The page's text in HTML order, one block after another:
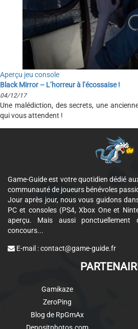
Aperçu jeu console
Black Mirror – L’horreur à l’écossaise !
04/12/17
Une malédiction, des secrets, une
qui vous attendent !
Game-Guide est votre quotidien dédié
communauté de joueurs bénévoles
Jour après jour, nous vous guidons
PC et consoles (PS4, Xbox One et
aperçu. Mais aussi
concours...
E-mail :contact@game-guide.fr
Gamikaze
ZeroPing
Blog de RpGmAx